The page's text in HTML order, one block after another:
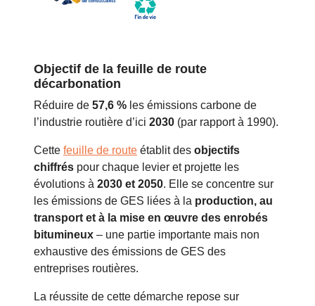
Objectif de la feuille de route
décarbonation
Réduire de 57,6 % les émissions carbone de
l’industrie routière d’ici 2030 (par rapport à 1990).
Cette feuille de route établit des objectifs
chiffrés pour chaque levier et projette les
évolutions à 2030 et 2050. Elle se concentre sur
les émissions de GES liées à la production, au
transport et à la mise en œuvre des enrobés
bitumineux – une partie importante mais non
exhaustive des émissions de GES des
entreprises routières.
La réussite de cette démarche repose sur